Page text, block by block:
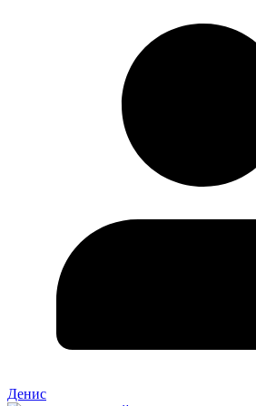
Денис